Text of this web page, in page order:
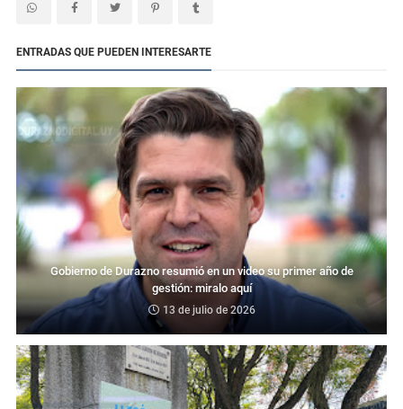
ENTRADAS QUE PUEDEN INTERESARTE
Gobierno de Durazno resumió en un video su primer año de
gestión: miralo aquí
13 de julio de 2026